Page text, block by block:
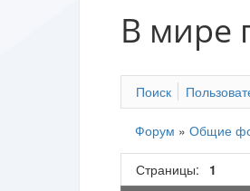
В мире
Поиск
Форум » Общие
Страницы:
1